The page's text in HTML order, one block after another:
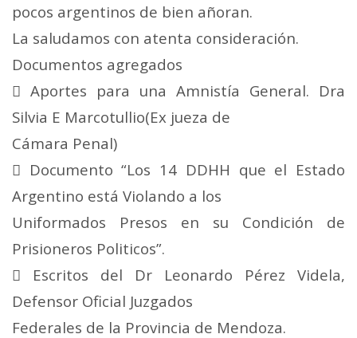
pocos argentinos de bien añoran.
La saludamos con atenta consideración.
Documentos agregados
 Aportes para una Amnistía General. Dra
Silvia E Marcotullio(Ex jueza de
Cámara Penal)
 Documento “Los 14 DDHH que el Estado
Argentino está Violando a los
Uniformados Presos en su Condición de
Prisioneros Politicos”.
 Escritos del Dr Leonardo Pérez Videla,
Defensor Oficial Juzgados
Federales de la Provincia de Mendoza.